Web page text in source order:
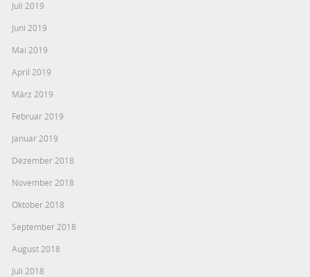
Juli 2019
Juni 2019
Mai 2019
April 2019
März 2019
Februar 2019
Januar 2019
Dezember 2018
November 2018
Oktober 2018
September 2018
August 2018
Juli 2018